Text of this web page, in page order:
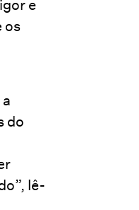
e
os
do
lê-